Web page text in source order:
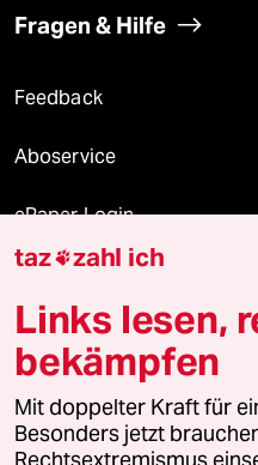
Fragen & Hilfe
Feedback
Aboservice
ePaper Login
Downloads für
© 2026 taz Verlags und
Alle Rechte vorbehalten. Bei
wenden Sie sich bitte an
taz zahl ich
Links lesen,
bekämpfen
Mit doppelter Kraft für
Besonders jetzt